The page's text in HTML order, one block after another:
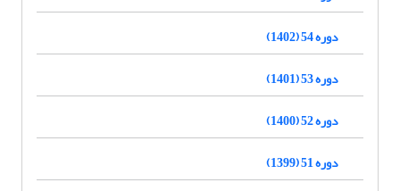
دوره 54 (1402)
دوره 53 (1401)
دوره 52 (1400)
دوره 51 (1399)